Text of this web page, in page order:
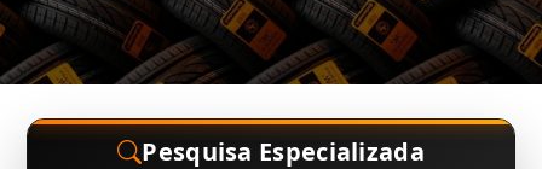
Pesquisa Especializada